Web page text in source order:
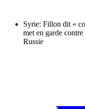
Syrie: Fillon dit «
met en garde
Russie